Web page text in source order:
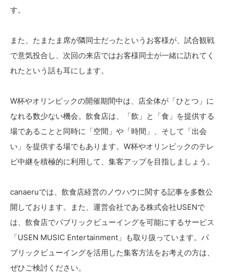
す。
また、たまたま席が隣同士だったというお客様が、試合観戦
で意気投合し、次回の来店ではお客様同士が一緒に訪れてく
れたという話も耳にします。
W杯やオリンピックの開催期間中は、店全体が「ひとつ」に
なれる数少ない機会。飲食店は、「飲」と「食」を提供する
場であることと同時に「空間」や「時間」、そして「出会
い」を提供する場でもあります。W杯やオリンピックのテレ
ビ中継を積極的に利用して、集客アップを目指しましょう。
canaeruでは、飲食店経営のノウハウに関する記事を多数公
開しております。また、運営会社である株式会社USENで
は、飲食店でパブリックビューイングを可能にするサービス
「USEN MUSIC Entertainment」も取り扱っています。パ
ブリックビューイングを活用した集客方法をお考えの方は、
ぜひご検討ください。